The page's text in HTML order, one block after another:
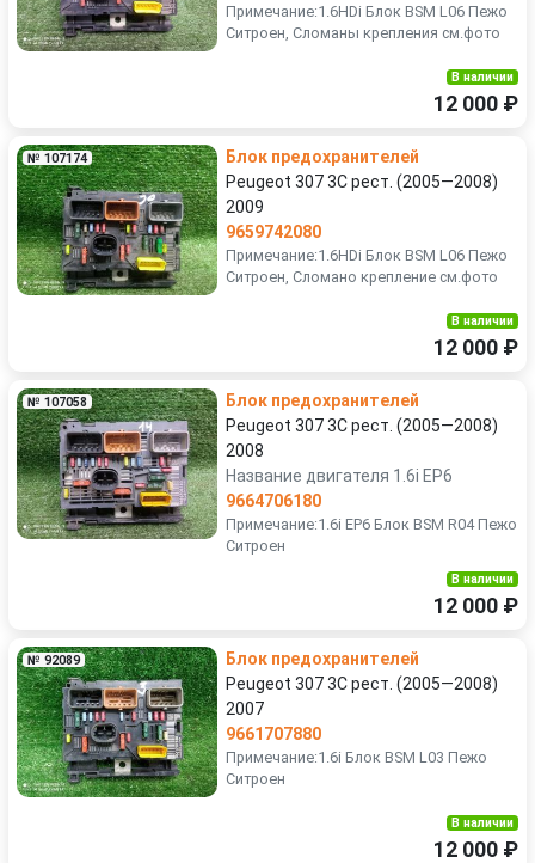
Примечание:1.6HDi Блок BSM L06 Пежо
Ситроен, Сломаны крепления см.фото
В наличии
12 000 ₽
№ 107174
Блок предохранителей
Peugeot 307 3C рест. (2005—2008)
2009
9659742080
Примечание:1.6HDi Блок BSM L06 Пежо
Ситроен, Сломано крепление см.фото
В наличии
12 000 ₽
№ 107058
Блок предохранителей
Peugeot 307 3C рест. (2005—2008)
2008
Название двигателя 1.6i EP6
9664706180
Примечание:1.6i EP6 Блок BSM R04 Пежо
Ситроен
В наличии
12 000 ₽
№ 92089
Блок предохранителей
Peugeot 307 3C рест. (2005—2008)
2007
9661707880
Примечание:1.6i Блок BSM L03 Пежо
Ситроен
В наличии
12 000 ₽